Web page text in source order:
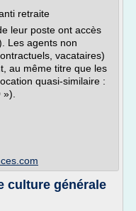
retraite
leur poste ont accès
Les agents non
vacataires)
au même titre que les
quasi-similaire :
culture générale